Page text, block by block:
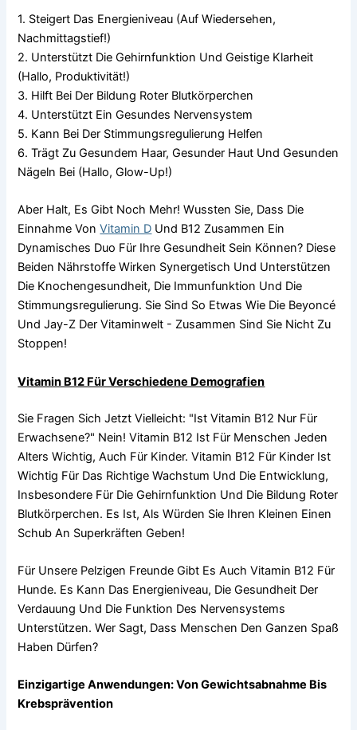
1. Steigert Das Energieniveau (Auf Wiedersehen,
Nachmittagstief!)
2. Unterstützt Die Gehirnfunktion Und Geistige Klarheit
(hallo, Produktivität!)
3. Hilft Bei Der Bildung Roter Blutkörperchen
4. Unterstützt Ein Gesundes Nervensystem
5. Kann Bei Der Stimmungsregulierung Helfen
6. Trägt Zu Gesundem Haar, Gesunder Haut Und Gesunden
Nägeln Bei (hallo, Glow-Up!)
Aber Halt, Es Gibt Noch Mehr! Wussten Sie, Dass Die
Einnahme VonVitamin D Und B12 Zusammen Ein
Dynamisches Duo Für Ihre Gesundheit Sein Können? Diese
Beiden Nährstoffe Wirken Synergetisch Und Unterstützen
Die Knochengesundheit, Die Immunfunktion Und Die
Stimmungsregulierung. Sie Sind So Etwas Wie Die Beyoncé
Und Jay-Z Der Vitaminwelt - Zusammen Sind Sie Nicht Zu
Stoppen!
Vitamin B12 Für Verschiedene Demografien
Sie Fragen Sich Jetzt Vielleicht: "Ist Vitamin B12 Nur Für
Erwachsene?" Nein! Vitamin B12 Ist Für Menschen Jeden
Alters Wichtig, Auch Für Kinder. Vitamin B12 Für Kinder Ist
Wichtig Für Das Richtige Wachstum Und Die Entwicklung,
Insbesondere Für Die Gehirnfunktion Und Die Bildung Roter
Blutkörperchen. Es Ist, Als Würden Sie Ihren Kleinen Einen
Schub An Superkräften Geben!
Für Unsere Pelzigen Freunde Gibt Es Auch Vitamin B12 Für
Hunde. Es Kann Das Energieniveau, Die Gesundheit Der
Verdauung Und Die Funktion Des Nervensystems
Unterstützen. Wer Sagt, Dass Menschen Den Ganzen Spaß
Haben Dürfen?
Einzigartige Anwendungen: Von Gewichtsabnahme Bis
Krebsprävention